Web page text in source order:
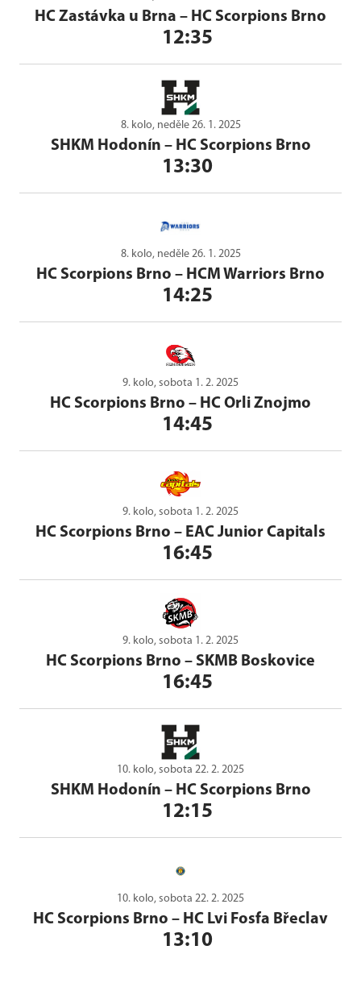
HC Zastávka u Brna – HC Scorpions Brno
12:35
8. kolo, neděle 26. 1. 2025
SHKM Hodonín – HC Scorpions Brno
13:30
8. kolo, neděle 26. 1. 2025
HC Scorpions Brno – HCM Warriors Brno
14:25
9. kolo, sobota 1. 2. 2025
HC Scorpions Brno – HC Orli Znojmo
14:45
9. kolo, sobota 1. 2. 2025
HC Scorpions Brno – EAC Junior Capitals
16:45
9. kolo, sobota 1. 2. 2025
HC Scorpions Brno – SKMB Boskovice
16:45
10. kolo, sobota 22. 2. 2025
SHKM Hodonín – HC Scorpions Brno
12:15
10. kolo, sobota 22. 2. 2025
HC Scorpions Brno – HC Lvi Fosfa Břeclav
13:10